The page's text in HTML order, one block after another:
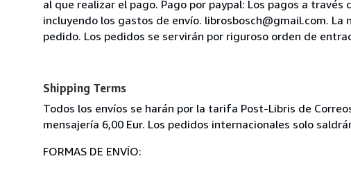
al que realizar el pago. Pago por paypal: Los pagos a
incluyendo los gastos de envío. librosbosch@gmail.com.
pedido. Los pedidos se servirán por riguroso orden de
Shipping Terms
Todos los envíos se harán por la tarifa Post-Libris de
mensajería 6,00 Eur. Los pedidos internacionales solo
FORMAS DE ENVÍO: